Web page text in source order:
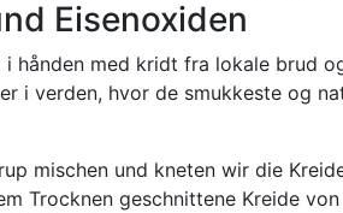
Eisenoxiden
hånden med kridt fra lokale brud
i verden, hvor de smukkeste og
mischen und kneten wir die
Trocknen geschnittene Kreide von